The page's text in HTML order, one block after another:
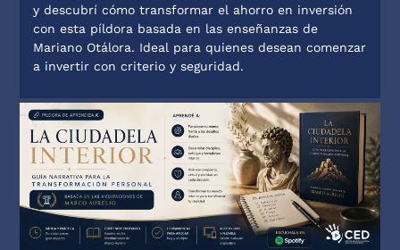
y descubrí cómo transformar el ahorro en inversión
con esta píldora basada en las enseñanzas de
Mariano Otálora. Ideal para quienes desean comenzar
a invertir con criterio y seguridad.